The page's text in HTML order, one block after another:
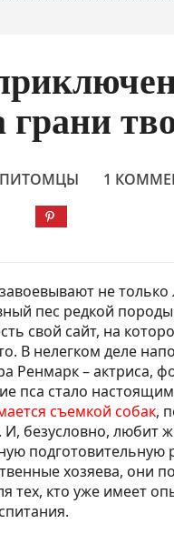
ПИТОМЦЫ 1
не
пес редкой
свой сайт, на
В нелегком деле
Ренмарк – актриса,
пса стало
съемкой собак,
безусловно, любит
подготовительную
хозяева, они
тех, кто уже имеет